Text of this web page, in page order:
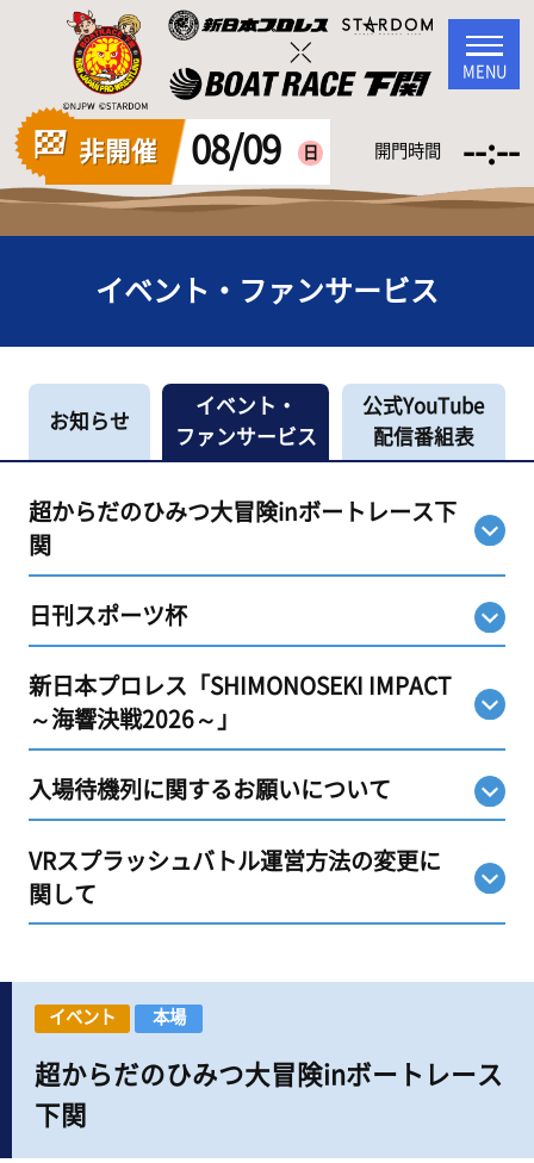
MENU
非開催 08/09 日 開門時間 --:--
イベント・ファンサービス
お知らせ
イベント・
ファンサービス
公式YouTube
配信番組表
超からだのひみつ大冒険inボートレース下
関
日刊スポーツ杯
新日本プロレス「SHIMONOSEKI IMPACT
～海響決戦2026～」
入場待機列に関するお願いについて
VRスプラッシュバトル運営方法の変更に
関して
イベント 本場
超からだのひみつ大冒険inボートレース
下関